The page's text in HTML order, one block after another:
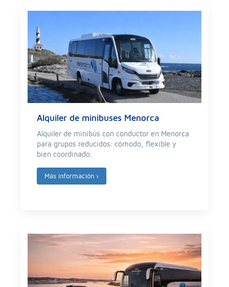
Alquiler de minibuses Menorca
Alquiler de minibús con conductor en Menorca
para grupos reducidos: cómodo, flexible y
bien coordinado.
Más información ›